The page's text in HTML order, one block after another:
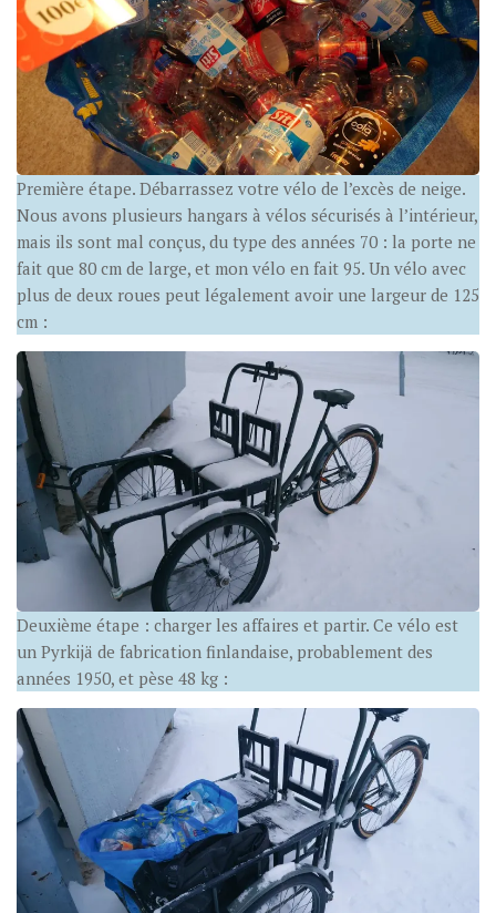
Première étape. Débarrassez votre vélo de l’excès de neige.
Nous avons plusieurs hangars à vélos sécurisés à l’intérieur,
mais ils sont mal conçus, du type des années 70 : la porte ne
fait que 80 cm de large, et mon vélo en fait 95. Un vélo avec
plus de deux roues peut légalement avoir une largeur de 125
cm :
Deuxième étape : charger les affaires et partir. Ce vélo est
un Pyrkijä de fabrication finlandaise, probablement des
années 1950, et pèse 48 kg :